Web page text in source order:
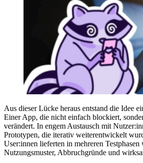
Aus dieser Lücke heraus entstand die Idee
Einer App, die nicht einfach blockiert,
verändert. In engem Austausch mit
Prototypen, die iterativ weiterentwickelt
User:innen lieferten in mehreren
Nutzungsmuster, Abbruchgründe und